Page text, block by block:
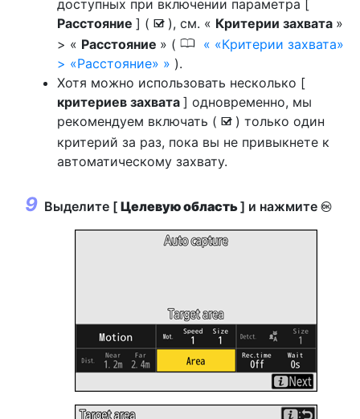
доступных при включении параметра [
Расстояние ] ( M ), см. « Критерии захвата »
> « Расстояние » ( 0
«Критерии захвата»
> «Расстояние»
).
Хотя можно использовать несколько [
критериев захвата ] одновременно, мы
рекомендуем включать ( M ) только один
критерий за раз, пока вы не привыкнете к
автоматическому захвату.
Выделите [ Целевую область] и нажмите J